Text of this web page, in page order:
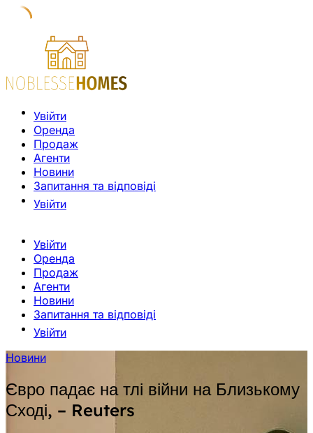
Увійти
Оренда
Продаж
Агенти
Новини
Запитання та відповіді
Увійти
Увійти
Оренда
Продаж
Агенти
Новини
Запитання та відповіді
Увійти
Новини
Євро падає на тлі війни на Близькому
Сході, – Reuters